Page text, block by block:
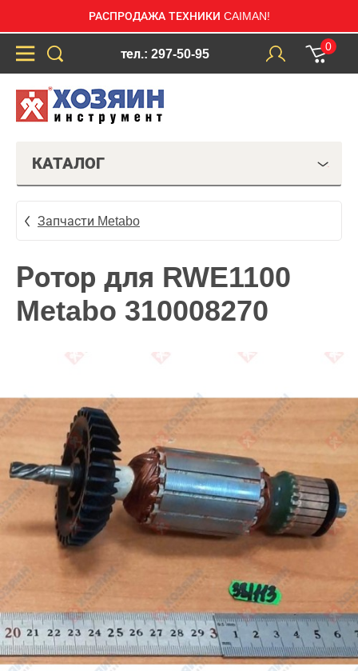
РАСПРОДАЖА ТЕХНИКИ CAIMAN!
тел.: 297-50-95
0
КАТАЛОГ
Запчасти Metabo
Ротор для RWE1100
Metabo 310008270